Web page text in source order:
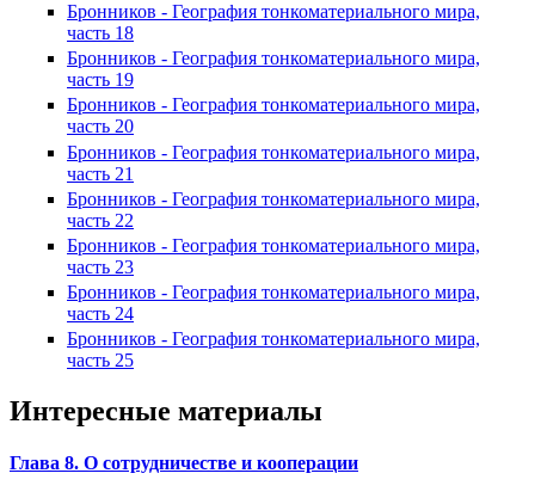
Бронников - География тонкоматериального мира,
часть 18
Бронников - География тонкоматериального мира,
часть 19
Бронников - География тонкоматериального мира,
часть 20
Бронников - География тонкоматериального мира,
часть 21
Бронников - География тонкоматериального мира,
часть 22
Бронников - География тонкоматериального мира,
часть 23
Бронников - География тонкоматериального мира,
часть 24
Бронников - География тонкоматериального мира,
часть 25
Интересные материалы
Глава 8. О сотрудничестве и кооперации